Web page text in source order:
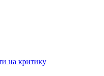
на критику